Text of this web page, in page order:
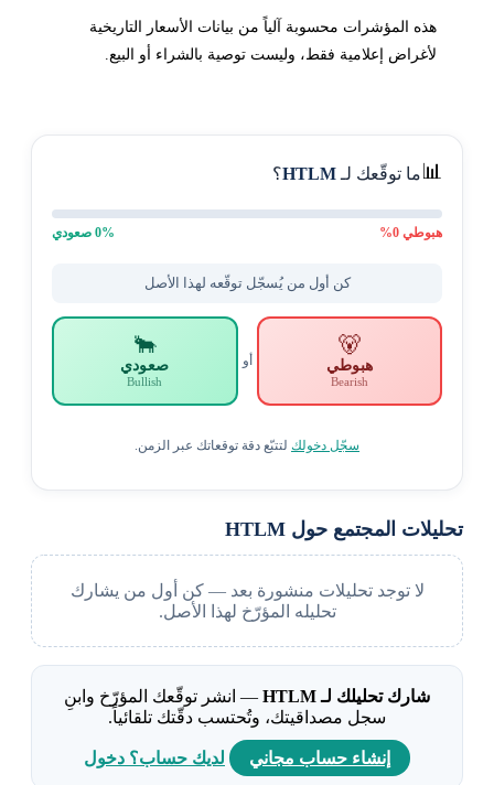
هذه المؤشرات محسوبة آلياً من بيانات الأسعار التاريخية
لأغراض إعلامية فقط، وليست توصية بالشراء أو البيع.
📊ما توقّعك لـHTLM؟
هبوطي0
%
0% صعودي
كن أول من يُسجّل توقّعه لهذا الأصل
🐻
هبوطي
Bearish
أو
🐂
صعودي
Bullish
سجّل دخولكلتتبّع دقة توقعاتك عبر الزمن.
تحليلات المجتمع حول HTLM
لا توجد تحليلات منشورة بعد — كن أول من يشارك
تحليله المؤرّخ لهذا الأصل.
شارك تحليلك لـ HTLM
— انشر توقّعك المؤرّخ وابنِ
سجل مصداقيتك، وتُحتسب دقّتك تلقائياً.
إنشاء حساب مجاني لديك حساب؟ دخول